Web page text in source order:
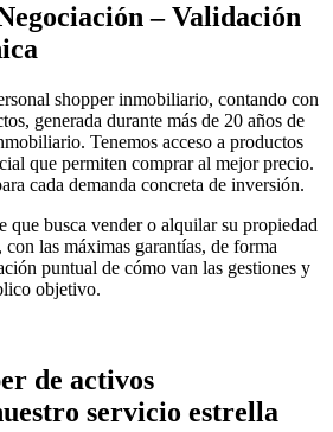
– Validación
shopper inmobiliario, contando con
generada durante más de 20 años de
Tenemos acceso a productos
que permiten comprar al mejor precio.
cada demanda concreta de inversión.
que busca vender o alquilar su propiedad
las máximas garantías, de forma
puntual de cómo van las gestiones y
objetivo.
de activos
servicio estrella